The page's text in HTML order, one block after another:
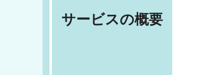
サービスの概要